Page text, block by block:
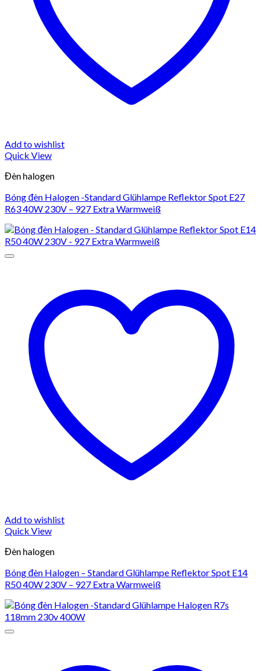
Add to wishlist
Quick View
Đèn halogen
Bóng đèn Halogen -Standard Glühlampe Reflektor Spot E27
R63 40W 230V – 927 Extra Warmweiß
Add to wishlist
Quick View
Đèn halogen
Bóng đèn Halogen – Standard Glühlampe Reflektor Spot E14
R50 40W 230V – 927 Extra Warmweiß